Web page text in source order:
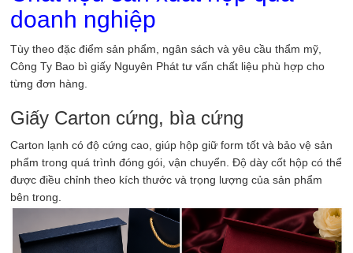
doanh nghiệp
Tùy theo đặc điểm sản phẩm, ngân sách và yêu cầu thẩm mỹ,
Công Ty Bao bì giấy Nguyên Phát tư vấn chất liệu phù hợp cho
từng đơn hàng.
Giấy Carton cứng, bìa cứng
Carton lạnh có độ cứng cao, giúp hộp giữ form tốt và bảo vệ sản
phẩm trong quá trình đóng gói, vận chuyển. Độ dày cốt hộp có thể
được điều chỉnh theo kích thước và trọng lượng của sản phẩm
bên trong.